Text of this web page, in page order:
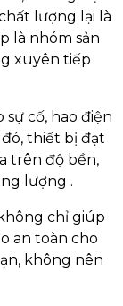
lượng lại là
là nhóm sản
xuyên tiếp
cố, hao điện
thiết bị đạt
trên độ bền,
lượng .
chỉ giúp
an toàn cho
không nên